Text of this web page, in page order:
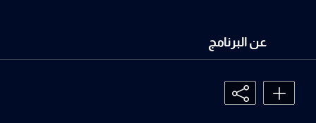
عن البرنامج